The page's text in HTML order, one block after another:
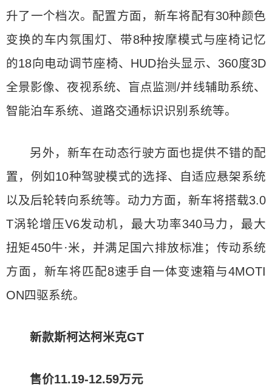
升了一个档次。配置方面，新车将配有30种颜色
变换的车内氛围灯、带8种按摩模式与座椅记忆
的18向电动调节座椅、HUD抬头显示、360度3D
全景影像、夜视系统、盲点监测/并线辅助系统、
智能泊车系统、道路交通标识识别系统等。
另外，新车在动态行驶方面也提供不错的配
置，例如10种驾驶模式的选择、自适应悬架系统
以及后轮转向系统等。动力方面，新车将搭载3.0
T涡轮增压V6发动机，最大功率340马力，最大
扭矩450牛·米，并满足国六排放标准；传动系统
方面，新车将匹配8速手自一体变速箱与4MOTI
ON四驱系统。
新款斯柯达柯米克GT
售价11.19-12.59万元